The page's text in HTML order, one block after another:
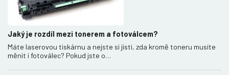
Jaký je rozdíl mezi tonerem a fotoválcem?
Máte laserovou tiskárnu a nejste si jisti, zda kromě toneru musíte
měnit i fotoválec? Pokud jste o…